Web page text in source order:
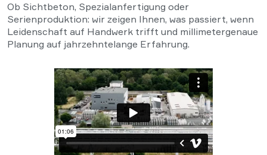
Ob Sichtbeton, Spezialanfertigung oder
Serienproduktion: wir zeigen Ihnen, was passiert, wenn
Leidenschaft auf Handwerk trifft und millimetergenaue
Planung auf jahrzehntelange Erfahrung.